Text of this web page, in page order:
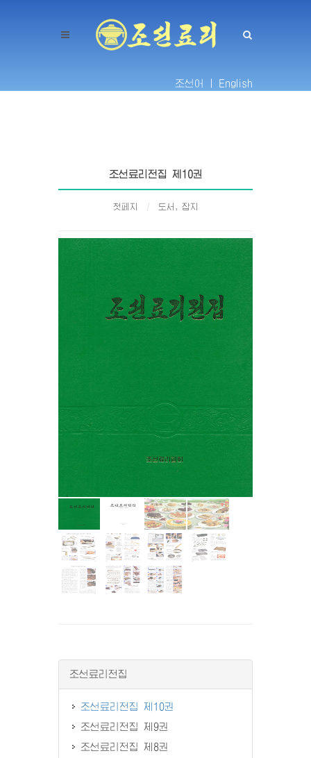
조선어 | English
조선료리전집 제10권
첫페지 도서, 잡지
조선료리전집
조선료리전집 제10권
조선료리전집 제9권
조선료리전집 제8권